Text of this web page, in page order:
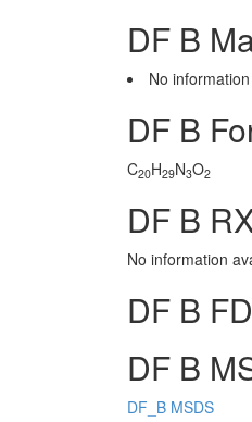
DF B
No
DF B
C20H29N3O2
DF B
No information
DF B
DF B
DF_B MSDS